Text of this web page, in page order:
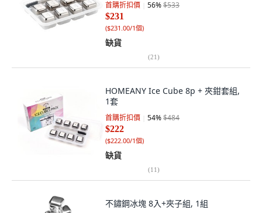
首購折扣價 56%$533
$231
($231.00/1個)
缺貨
(21)
HOMEANY Ice Cube 8p + 夾鉗套組,
1套
首購折扣價 54%$484
$222
($222.00/1個)
缺貨
(11)
不鏽鋼冰塊 8入+夾子組, 1組